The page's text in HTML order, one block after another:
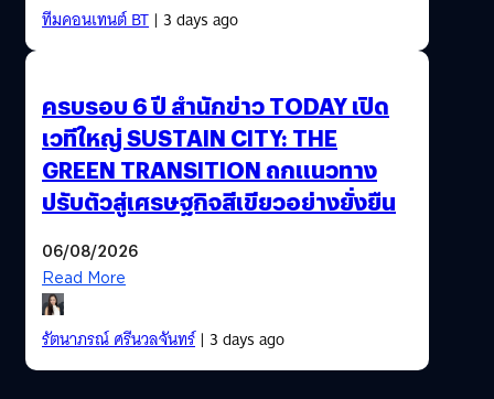
ทีมคอนเทนต์ BT| 3 days ago
ครบรอบ 6 ปี สำนักข่าว TODAY เปิด
เวทีใหญ่ SUSTAIN CITY: THE
GREEN TRANSITION ถกแนวทาง
ปรับตัวสู่เศรษฐกิจสีเขียวอย่างยั่งยืน
06/08/2026
Read More
รัตนาภรณ์ ศรีนวลจันทร์| 3 days ago